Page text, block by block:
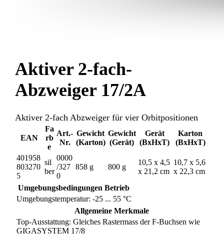
Aktiver 2-fach-
Abzweiger 17/2A
Aktiver 2-fach Abzweiger für vier Orbitpositionen
EAN
Fa
rb
e
Art.-
Nr.
Gewicht
(Karton)
Gewicht
(Gerät)
Gerät
(BxHxT)
Karton
(BxHxT)
401958
803270
5
sil
ber
0000
/327
0
858 g 800 g
10,5 x 4,5
x 21,2 cm
10,7 x 5,6
x 22,3 cm
Umgebungsbedingungen Betrieb
Umgebungstemperatur: -25 ... 55 °C
Allgemeine Merkmale
Top-Ausstattung: Gleiches Rastermass der F-Buchsen wie
GIGASYSTEM 17/8